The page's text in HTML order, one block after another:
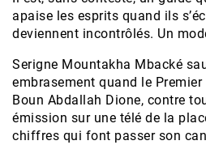
apaise les esprits quand ils
deviennent incontrôlés. Un
Serigne Mountakha Mbacké
embrasement quand le
Boun Abdallah Dione, contre
émission sur une télé de la
chiffres qui font passer son